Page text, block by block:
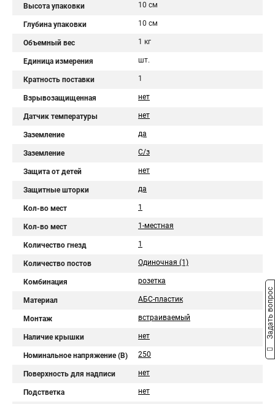
Высота упаковки 10 см
Глубина упаковки 10 см
Объемный вес 1 кг
Единица измерения шт.
Кратность поставки 1
Взрывозащищенная нет
Датчик температуры нет
Заземление да
Заземление С/з
Защита от детей нет
Защитные шторки да
Кол-во мест 1
Кол-во мест 1-местная
Количество гнезд 1
Количество постов Одиночная (1)
Комбинация розетка
Материал АБС-пластик
Монтаж встраиваемый
Наличие крышки нет
Номинальное напряжение (В) 250
Поверхность для надписи нет
Подстветка нет
Задать вопрос